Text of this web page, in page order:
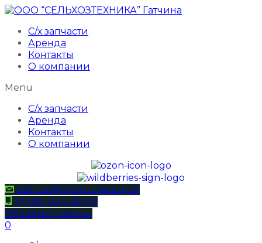
С/х запчасти
Аренда
Контакты
О компании
Menu
С/х запчасти
Аренда
Контакты
О компании
oao_cxt@mail.ru (аренда)
+7-965-034-06-00
Обратный звонок
0